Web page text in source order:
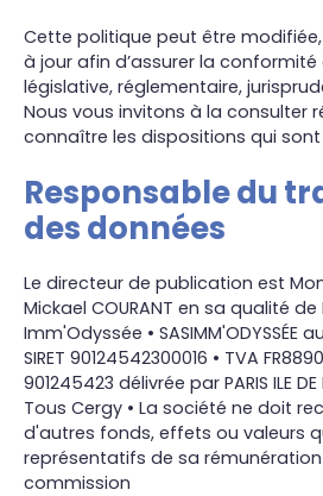
Cette politique peut être
à jour afin d’assurer la
législative, réglementaire,
Nous vous invitons à la consulter
connaître les dispositions qui sont
Responsable du
des données
Le directeur de publication est
Mickael COURANT en sa qualité
Imm'Odyssée • SASIMM'ODYSSÉE
SIRET 90124542300016 • TVA
901245423 délivrée par PARIS ILE
Tous Cergy • La société ne doit
d'autres fonds, effets ou valeurs
représentatifs de sa
commission